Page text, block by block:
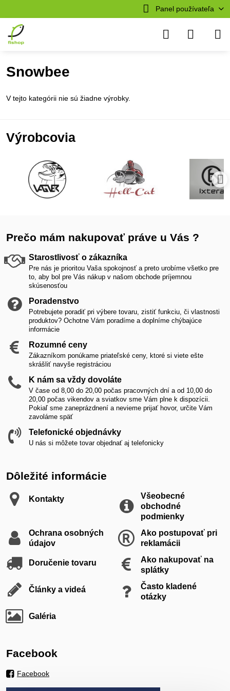
Panel používateľa
Snowbee
V tejto kategórii nie sú žiadne výrobky.
Výrobcovia
Prečo mám nakupovať práve u Vás ?
Starostlivosť o zákazníka
Pre nás je prioritou Vaša spokojnosť a preto urobíme všetko pre
to, aby bol pre Vás nákup v našom obchode príjemnou
skúsenosťou
Poradenstvo
Potrebujete poradiť pri výbere tovaru, zistiť funkciu, či vlastnosti
produktov? Ochotne Vám poradíme a doplníme chýbajúce
informácie
Rozumné ceny
Zákazníkom ponúkame priateľské ceny, ktoré si viete ešte
skrášliť navyše registráciou
K nám sa vždy dovoláte
V čase od 8,00 do 20,00 počas pracovných dní a od 10,00 do
20,00 počas vikendov a sviatkov sme Vám plne k dispozícii.
Pokiaľ sme zaneprázdnení a nevieme prijať hovor, určite Vám
zavoláme späť
Telefonické objednávky
U nás si môžete tovar objednať aj telefonicky
Dôležité informácie
Kontakty
Všeobecné
obchodné
podmienky
Ochrana osobných
údajov
Ako postupovať pri
reklamácii
Doručenie tovaru
Ako nakupovať na
splátky
Články a videá
Často kladené
otázky
Galéria
Facebook
Facebook